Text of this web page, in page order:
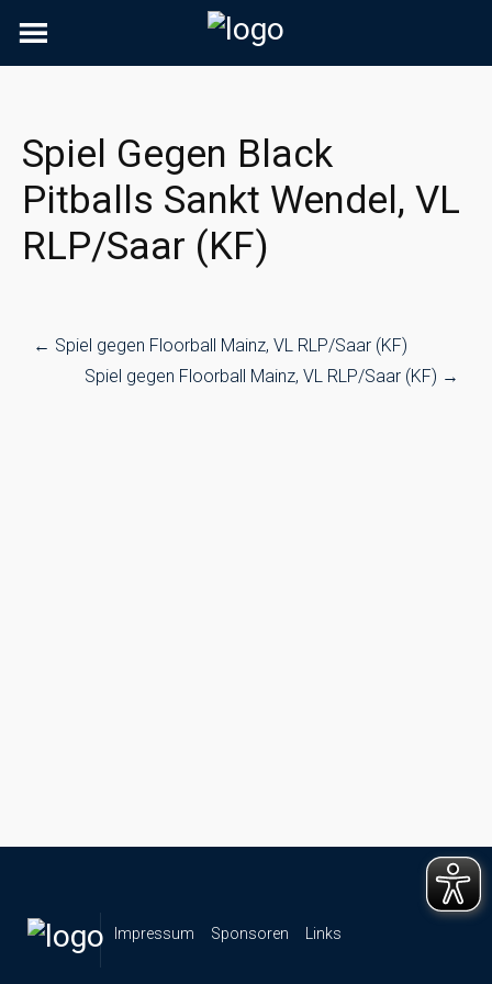
Spiel Gegen Black
Pitballs Sankt Wendel, VL
RLP/Saar (KF)
Post
navigation
← Spiel gegen Floorball Mainz, VL RLP/Saar (KF)
Spiel gegen Floorball Mainz, VL RLP/Saar (KF) →
Impressum Sponsoren Links